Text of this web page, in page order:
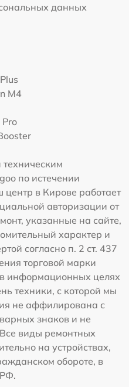
данных
M4
Pro
по истечении
в Кирове работает
авторизации от
указанные на сайте,
характер и
согласно п. 2 ст. 437
торговой марки
информационных целях
техники, с которой мы
не аффилирована с
знаков и не
виды ремонтных
на устройствах,
обороте, в
РФ.